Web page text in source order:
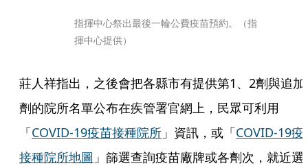
指揮中心祭出最後一輪公費疫苗預約。（指
揮中心提供）
莊人祥指出，之後會把各縣市有提供第1、2劑與追加
劑的院所名單公布在疾管署官網上，民眾可利用
「COVID-19疫苗接種院所 」資訊，或「COVID-19疫
接種院所地圖 」篩選查詢疫苗廠牌或各劑次，就近選